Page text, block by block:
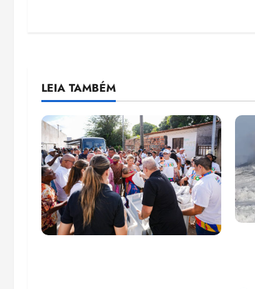
LEIA TAMBÉM